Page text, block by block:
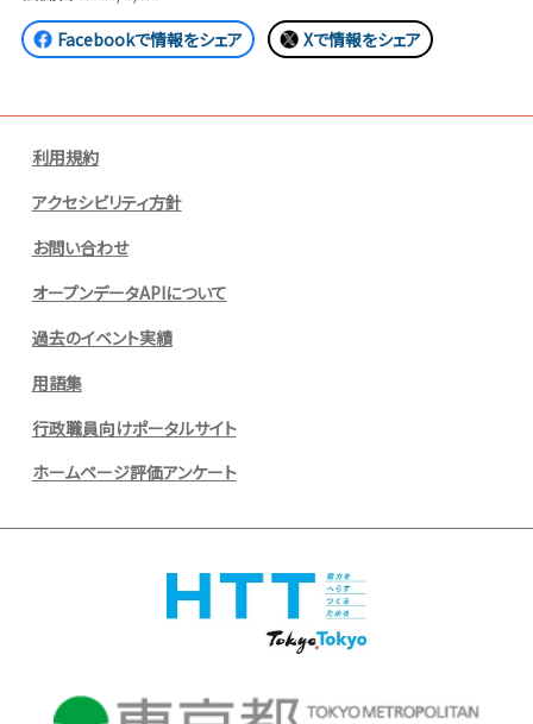
Facebookで情報をシェア Xで情報をシェア
利用規約
アクセシビリティ方針
お問い合わせ
オープンデータAPIについて
過去のイベント実績
用語集
行政職員向けポータルサイト
ホームページ評価アンケート